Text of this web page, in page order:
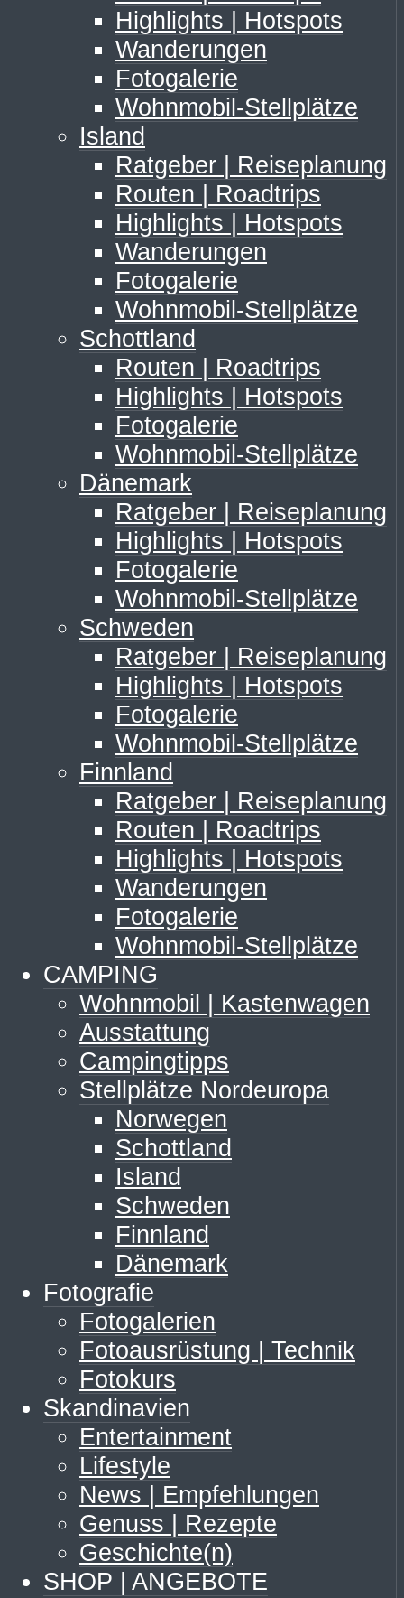
Highlights | Hotspots
Wanderungen
Fotogalerie
Wohnmobil-Stellplätze
Island
Ratgeber | Reiseplanung
Routen | Roadtrips
Highlights | Hotspots
Wanderungen
Fotogalerie
Wohnmobil-Stellplätze
Schottland
Routen | Roadtrips
Highlights | Hotspots
Fotogalerie
Wohnmobil-Stellplätze
Dänemark
Ratgeber | Reiseplanung
Highlights | Hotspots
Fotogalerie
Wohnmobil-Stellplätze
Schweden
Ratgeber | Reiseplanung
Highlights | Hotspots
Fotogalerie
Wohnmobil-Stellplätze
Finnland
Ratgeber | Reiseplanung
Routen | Roadtrips
Highlights | Hotspots
Wanderungen
Fotogalerie
Wohnmobil-Stellplätze
CAMPING
Wohnmobil | Kastenwagen
Ausstattung
Campingtipps
Stellplätze Nordeuropa
Norwegen
Schottland
Island
Schweden
Finnland
Dänemark
Fotografie
Fotogalerien
Fotoausrüstung | Technik
Fotokurs
Skandinavien
Entertainment
Lifestyle
News | Empfehlungen
Genuss | Rezepte
Geschichte(n)
SHOP | ANGEBOTE